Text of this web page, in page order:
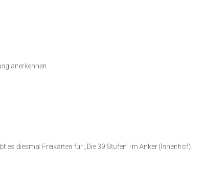
anerkennen
es diesmal Freikarten für „Die 39 Stufen“ im Anker (Innenhof).